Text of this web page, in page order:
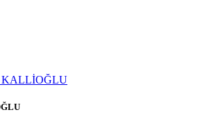
KALLİOĞLU